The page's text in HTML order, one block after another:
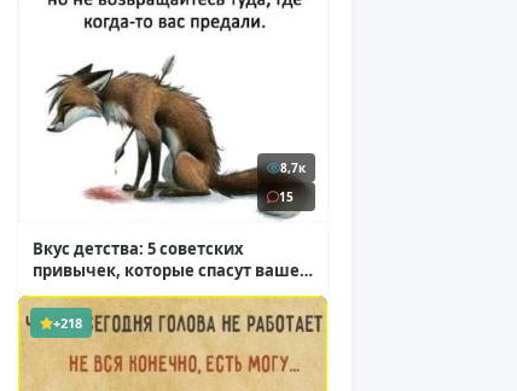
8,7к
15
Вкус детства: 5 советских
привычек, которые спасут ваше
здоровье( 2 фото )
+218